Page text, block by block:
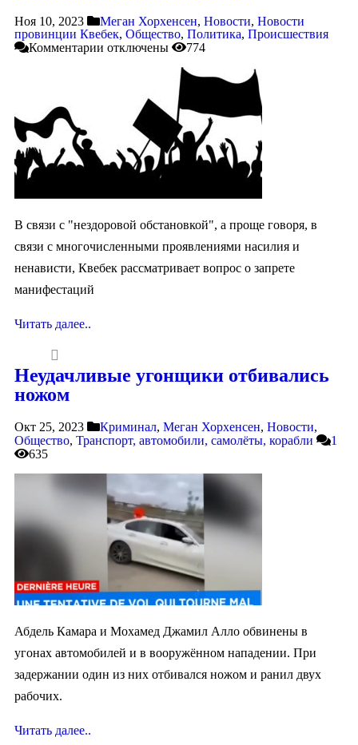
Ноя 10, 2023 Меган Хорхенсен, Новости, Новости
провинции Квебек, Общество, Политика, Происшествия
Комментарии отключены 774
В связи с "нездоровой обстановкой", а проще говоря, в
связи с многочисленными проявлениями насилия и
ненависти, Квебек рассматривает вопрос о запрете
манифестаций
Читать далее..
Неудачливые угонщики отбивались
ножом
Окт 25, 2023 Криминал, Меган Хорхенсен, Новости,
Общество, Транспорт, автомобили, самолёты, корабли
1
635
Абдель Камара и Мохамед Джамил Алло обвинены в
угонах автомобилей и в вооружённом нападении. При
задержании один из них отбивался ножом и ранил двух
рабочих.
Читать далее..